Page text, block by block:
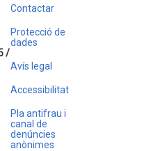
/
Contactar
Protecció de
dades
Avís legal
Accessibilitat
Pla antifrau i
canal de
denúncies
anònimes